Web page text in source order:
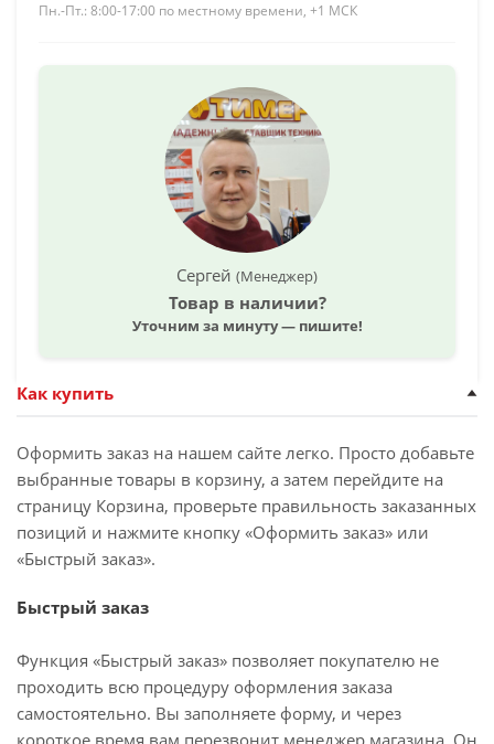
Пн.-Пт.: 8:00-17:00 по местному времени, +1 МСК
Сергей (Менеджер)
Товар в наличии?
Уточним за минуту — пишите!
Как купить
Оформить заказ на нашем сайте легко. Просто добавьте
выбранные товары в корзину, а затем перейдите на
страницу Корзина, проверьте правильность заказанных
позиций и нажмите кнопку «Оформить заказ» или
«Быстрый заказ».
Быстрый заказ
Функция «Быстрый заказ» позволяет покупателю не
проходить всю процедуру оформления заказа
самостоятельно. Вы заполняете форму, и через
короткое время вам перезвонит менеджер магазина. Он